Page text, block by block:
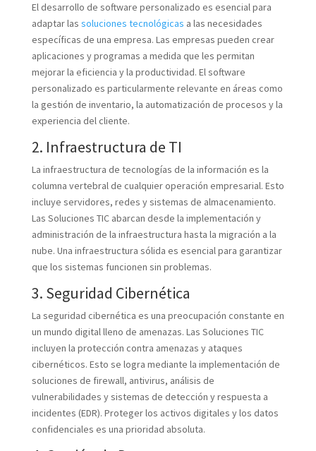
El desarrollo de software personalizado es esencial para
adaptar las soluciones tecnológicas a las necesidades
específicas de una empresa. Las empresas pueden crear
aplicaciones y programas a medida que les permitan
mejorar la eficiencia y la productividad. El software
personalizado es particularmente relevante en áreas como
la gestión de inventario, la automatización de procesos y la
experiencia del cliente.
2. Infraestructura de TI
La infraestructura de tecnologías de la información es la
columna vertebral de cualquier operación empresarial. Esto
incluye servidores, redes y sistemas de almacenamiento.
Las Soluciones TIC abarcan desde la implementación y
administración de la infraestructura hasta la migración a la
nube. Una infraestructura sólida es esencial para garantizar
que los sistemas funcionen sin problemas.
3. Seguridad Cibernética
La seguridad cibernética es una preocupación constante en
un mundo digital lleno de amenazas. Las Soluciones TIC
incluyen la protección contra amenazas y ataques
cibernéticos. Esto se logra mediante la implementación de
soluciones de firewall, antivirus, análisis de
vulnerabilidades y sistemas de detección y respuesta a
incidentes (EDR). Proteger los activos digitales y los datos
confidenciales es una prioridad absoluta.